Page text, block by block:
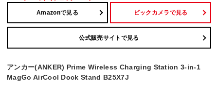
Amazonで見る ビックカメラで見る
公式販売サイトで見る
アンカー(ANKER) Prime Wireless Charging Station 3-in-1
MagGo AirCool Dock Stand B25X7J